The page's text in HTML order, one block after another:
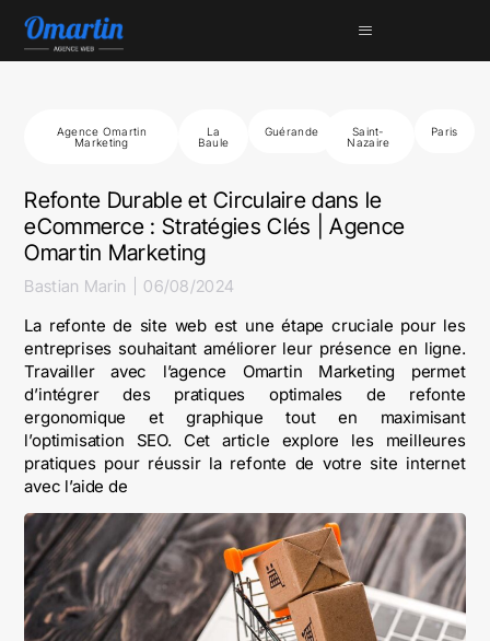
Agence Omartin
Marketing
La
Baule
Guérande
Saint-
Nazaire
Paris
Refonte Durable et Circulaire dans le
eCommerce : Stratégies Clés | Agence
Omartin Marketing
Bastian Marin
06/08/2024
La refonte de site web est une étape cruciale pour les
entreprises souhaitant améliorer leur présence en ligne.
Travailler avec l’agence Omartin Marketing permet
d’intégrer des pratiques optimales de refonte
ergonomique et graphique tout en maximisant
l’optimisation SEO. Cet article explore les meilleures
pratiques pour réussir la refonte de votre site internet
avec l’aide de